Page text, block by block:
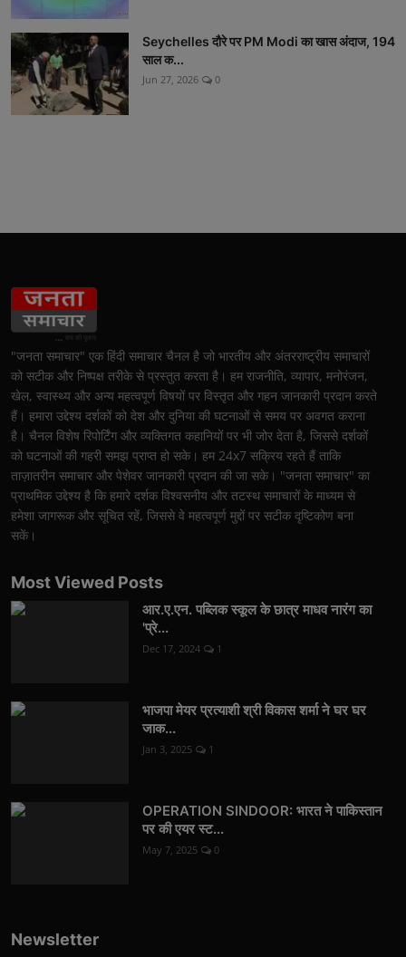
Seychelles दौरे पर PM Modi का खास अंदाज, 194
साल क...
Jun 27, 2026 0
"जनता समाचार" एक हिंदी समाचार चैनल है जो भारतीय और अंतरराष्ट्रीय समाचारों
को सटीक और निष्पक्ष तरीके से प्रस्तुत करता है। हम राजनीति, व्यापार, मनोरंजन,
खेल, स्वास्थ्य और अन्य महत्वपूर्ण विषयों पर विस्तृत और गहन जानकारी प्रदान करते
हैं। हमारा उद्देश्य दर्शकों को देश और दुनिया की घटनाओं से समय पर अवगत कराना
है। चैनल विशेष रिपोर्टिंग और व्यक्तिगत कहानियों पर भी जोर देता है, जिससे दर्शकों
को घटनाओं की गहरी समझ प्राप्त हो सके। हम 24x7 सक्रिय रहते हैं ताकि
ताज़ातरीन समाचार और पेशेवर जानकारी प्रदान की जा सके। "जनता समाचार" का
प्राथमिक उद्देश्य है कि हमारे दर्शक विश्वसनीय और तटस्थ समाचारों के माध्यम से
हमेशा जागरूक और सूचित रहें, जिससे वे महत्वपूर्ण मुद्दों पर सटीक दृष्टिकोण बना
सकें।
Most Viewed Posts
आर.ए.एन. पब्लिक स्कूल के छात्र माधव नारंग का
'प्रे...
Dec 17, 2024 1
भाजपा मेयर प्रत्याशी श्री विकास शर्मा ने घर घर
जाक...
Jan 3, 2025 1
OPERATION SINDOOR: भारत ने पाकिस्तान
पर की एयर स्ट...
May 7, 2025 0
Newsletter